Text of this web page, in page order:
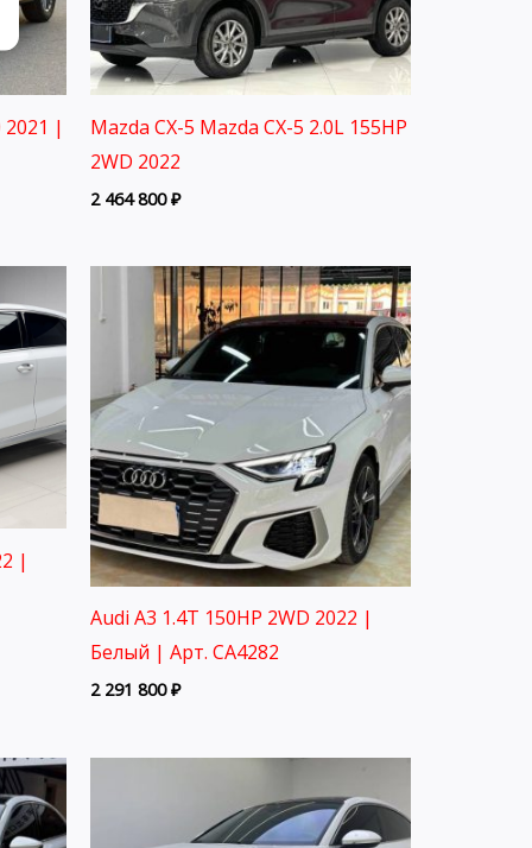
2021 |
Mazda CX-5 Mazda CX-5 2.0L 155HP
2WD 2022
2 464 800₽
|
Audi A3 1.4T 150HP 2WD 2022 |
Белый | Арт. CA4282
2 291 800₽